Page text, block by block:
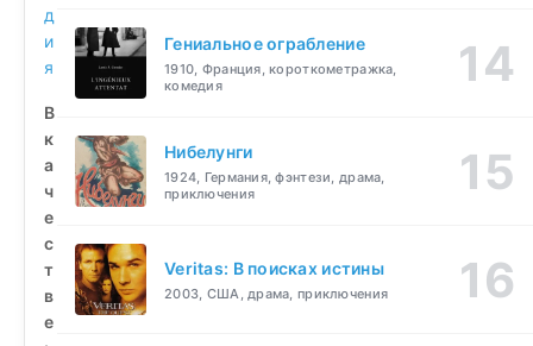
д
и
я
В
к
а
ч
е
с
т
в
е
Гениальное ограбление
1910, Франция, короткометражка,
комедия
Нибелунги
1924, Германия, фэнтези, драма,
приключения
Veritas: В поисках истины
2003, США, драма, приключения